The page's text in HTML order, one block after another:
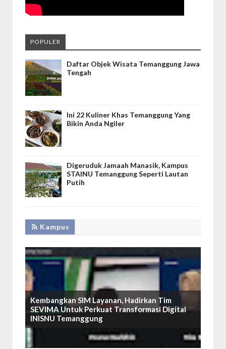
POPULER
Daftar Objek Wisata Temanggung Jawa
Tengah
Ini 22 Kuliner Khas Temanggung Yang
Bikin Anda Ngiler
Digeruduk Jamaah Manasik, Kampus
STAINU Temanggung Seperti Lautan
Putih
Kampus
Kembangkan SIM Layanan, Hadirkan Tim
SEVIMA Untuk Perkuat Transformasi Digital
INISNU Temanggung